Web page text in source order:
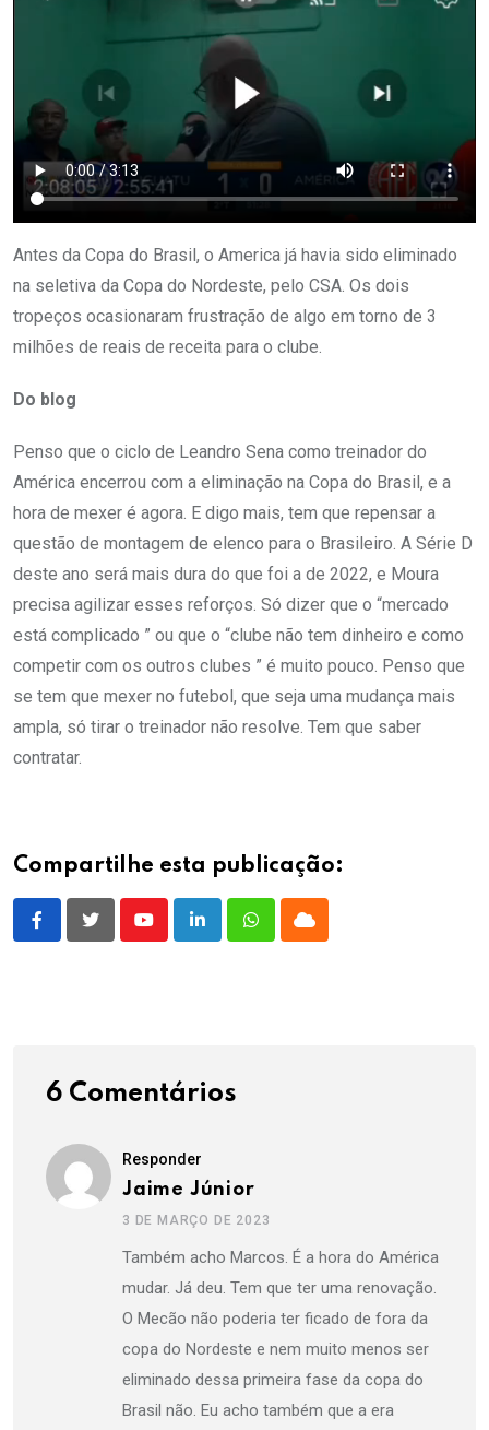
Antes da Copa do Brasil, o America já havia sido eliminado
na seletiva da Copa do Nordeste, pelo CSA. Os dois
tropeços ocasionaram frustração de algo em torno de 3
milhões de reais de receita para o clube.
Do blog
Penso que o ciclo de Leandro Sena como treinador do
América encerrou com a eliminação na Copa do Brasil, e a
hora de mexer é agora. E digo mais, tem que repensar a
questão de montagem de elenco para o Brasileiro. A Série D
deste ano será mais dura do que foi a de 2022, e Moura
precisa agilizar esses reforços. Só dizer que o “mercado
está complicado ” ou que o “clube não tem dinheiro e como
competir com os outros clubes ” é muito pouco. Penso que
se tem que mexer no futebol, que seja uma mudança mais
ampla, só tirar o treinador não resolve. Tem que saber
contratar.
Compartilhe esta publicação:
YoutubeLinkedInWhatsappCloud
6 Comentários
Responder
Jaime Júnior
3 DE MARÇO DE 2023
Também acho Marcos. É a hora do América
mudar. Já deu. Tem que ter uma renovação.
O Mecão não poderia ter ficado de fora da
copa do Nordeste e nem muito menos ser
eliminado dessa primeira fase da copa do
Brasil não. Eu acho também que a era